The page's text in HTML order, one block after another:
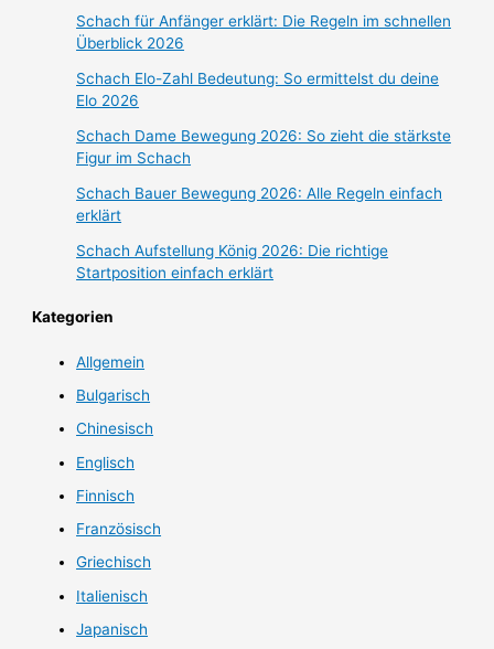
Schach für Anfänger erklärt: Die Regeln im schnellen
Überblick 2026
Schach Elo-Zahl Bedeutung: So ermittelst du deine
Elo 2026
Schach Dame Bewegung 2026: So zieht die stärkste
Figur im Schach
Schach Bauer Bewegung 2026: Alle Regeln einfach
erklärt
Schach Aufstellung König 2026: Die richtige
Startposition einfach erklärt
Kategorien
Allgemein
Bulgarisch
Chinesisch
Englisch
Finnisch
Französisch
Griechisch
Italienisch
Japanisch